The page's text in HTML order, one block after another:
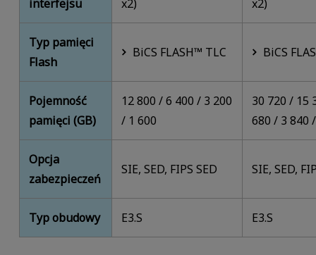
interfejsu
x2)
x2)
Typ pamięci
Flash
BiCS FLASH™ TLC BiCS
Pojemność
pamięci (GB)
12 800 / 6 400 / 3 200
/ 1 600
30 720 / 15
680 / 3 840
Opcja
zabezpieczeń
SIE, SED, FIPS SED SIE, SED,
Typ obudowy E3.S E3.S